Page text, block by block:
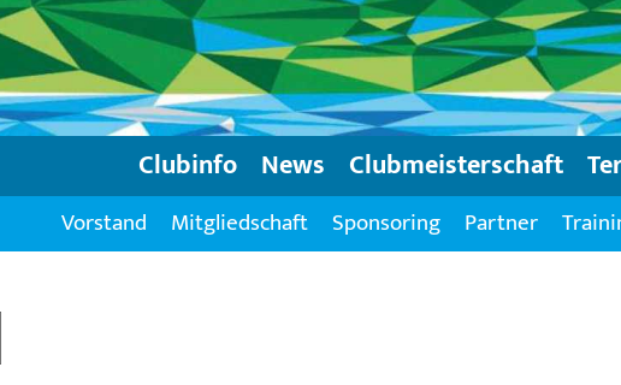
Clubinfo News Clubmeisterschaft
Vorstand Mitgliedschaft Sponsoring Partner